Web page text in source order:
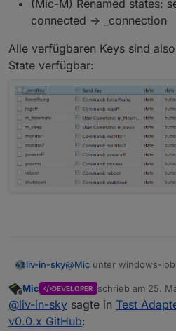
(Mic-M) Renamed states:
connected -> _connection
Alle verfügbaren Keys sind
State verfügbar:
liv-in-sky@Mic unter windows-
noch eine frage - man
" http://
und überprüfen, ob
das ist nicht integriert ?
Offline
Mic DEVELOPER schrieb am 25.
zuletzt editiert
@liv-in-sky sagte in Test
v0.0.x GitHub: